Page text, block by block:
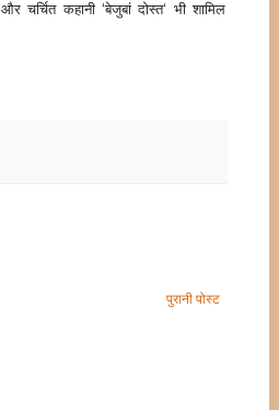
और चर्चित कहानी ‘बेजुबां दोस्त‘ भी शामिल
पुरानी पोस्ट